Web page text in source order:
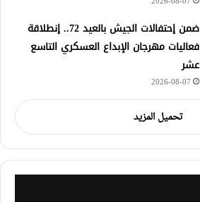
ضمن إحتفالات الجيش بالعيد 72.. إنطلاقة
فعاليات مهرجان الإبداع العسكري التاسع
عشر
2026-08-07
تحميل المزيد